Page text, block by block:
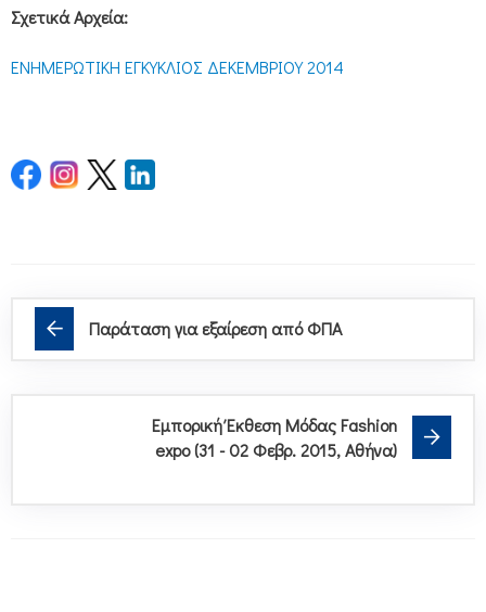
Σχετικά Αρχεία:
ΕΝΗΜΕΡΩΤΙΚΗ ΕΓΚΥΚΛΙΟΣ ΔΕΚΕΜΒΡΙΟΥ 2014
Παράταση για εξαίρεση από ΦΠΑ
Εμπορική Έκθεση Μόδας Fashion
expo (31 - 02 Φεβρ. 2015, Αθήνα)